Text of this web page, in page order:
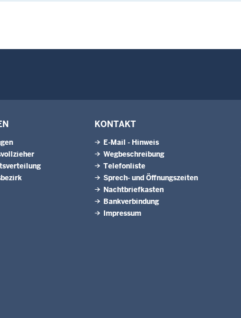
KONTAKT
E-Mail - Hinweis
Wegbeschreibung
Telefonliste
Sprech- und Öffnungszeiten
Nachtbriefkasten
Bankverbindung
Impressum